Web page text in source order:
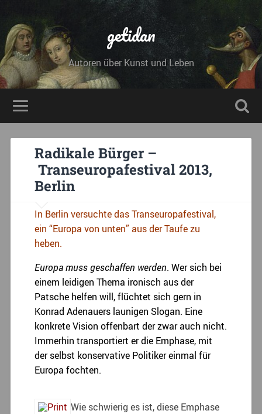
getidan
Autoren über Kunst und Leben
Radikale Bürger –
Transeuropafestival 2013,
Berlin
In Berlin versuchte das Transeuropafestival,
ein “Europa von unten” aus der Taufe zu
heben.
Europa muss geschaffen werden. Wer sich bei
einem leidigen Thema ironisch aus der
Patsche helfen will, flüchtet sich gern in
Konrad Adenauers launigen Slogan. Eine
konkrete Vision offenbart der zwar auch nicht.
Immerhin transportiert er die Emphase, mit
der selbst konservative Politiker einmal für
Europa fochten.
Wie schwierig es ist, diese Emphase